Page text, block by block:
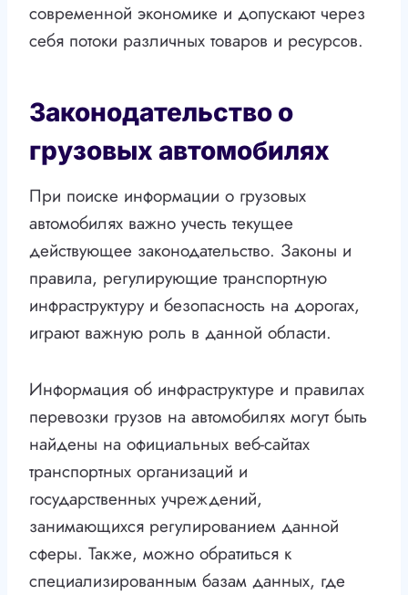
современной экономике и допускают через
себя потоки различных товаров и ресурсов.
Законодательство о
грузовых автомобилях
При поиске информации о грузовых
автомобилях важно учесть текущее
действующее законодательство. Законы и
правила, регулирующие транспортную
инфраструктуру и безопасность на дорогах,
играют важную роль в данной области.
Информация об инфраструктуре и правилах
перевозки грузов на автомобилях могут быть
найдены на официальных веб-сайтах
транспортных организаций и
государственных учреждений,
занимающихся регулированием данной
сферы. Также, можно обратиться к
специализированным базам данных, где